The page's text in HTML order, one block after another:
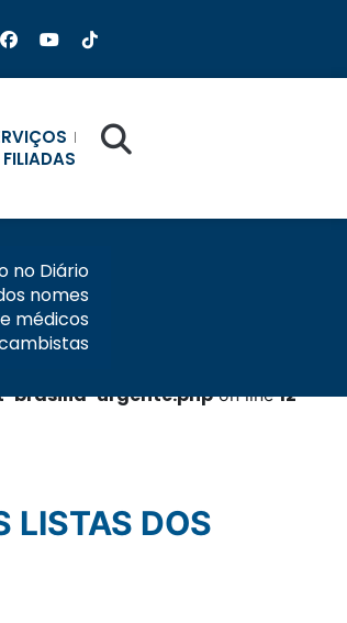
FILIADAS
no Diário
nomes
médicos
brasilia-urgente.phpon line12